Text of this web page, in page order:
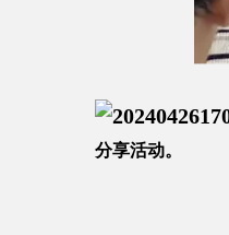
分享活动。